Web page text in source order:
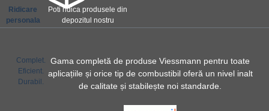
Ridicare
personala
Poti ridica produsele din
depozitul nostru
Complet.
Eficient.
Durabil.
Gama completă de produse Viessmann pentru toate
aplicațiile și orice tip de combustibil oferă un nivel inalt
de calitate și stabilește noi standarde.